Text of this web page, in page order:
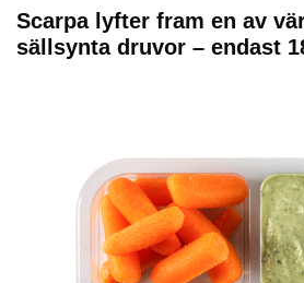
Scarpa lyfter fram en av
sällsynta druvor – endast